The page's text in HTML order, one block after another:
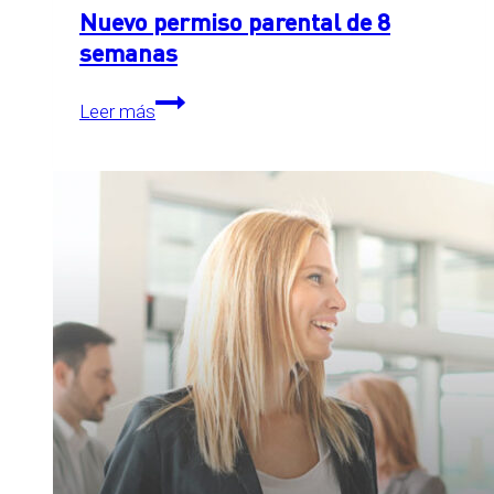
Nuevo permiso parental de 8
semanas
Leer más
Nuevo
permiso
8
semanas